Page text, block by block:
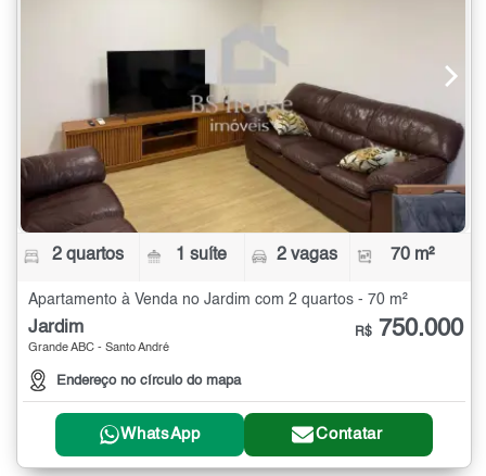
2 quartos 1 suíte 2 vagas 70 m²
Apartamento à Venda no Jardim com 2 quartos - 70 m²
Jardim
Grande ABC - Santo André
Endereço no círculo do mapa
R$ 750.000
WhatsApp Contatar